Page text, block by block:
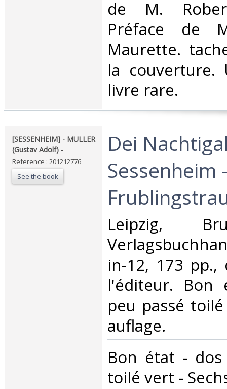
de M.
Préface de
Maurette.
la couverture.
livre rare.‎
‎[SESSENHEIM] - MULLER
(Gustav Adolf) - ‎
Reference : 201212776
See the book
‎Dei
Sessenheim
‎Leipzig,
in-12, 173 pp.,
l'éditeur.
peu passé
auflage.‎
‎Bon état -
toilé vert -